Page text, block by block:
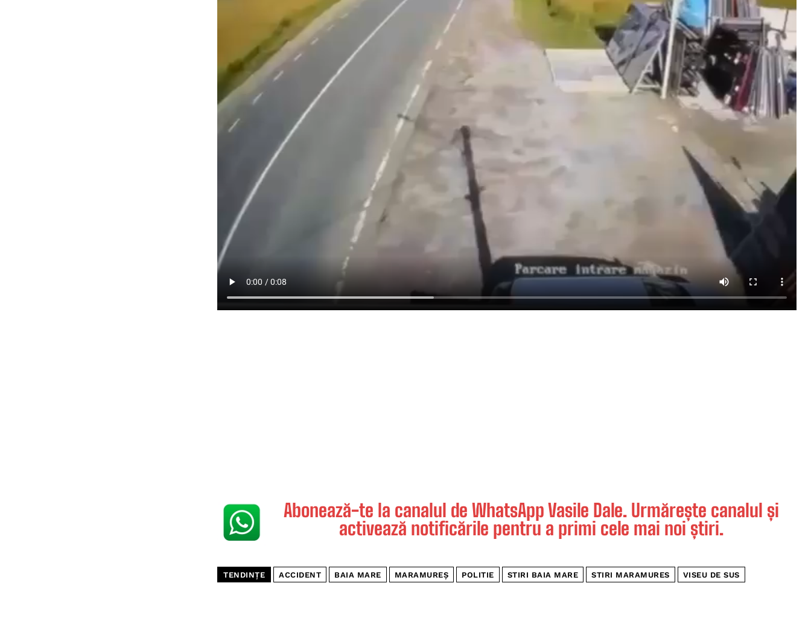
Abonează-te la canalul de WhatsApp Vasile Dale. Urmărește canalul și
activează notificările pentru a primi cele mai noi știri.
TENDINȚE ACCIDENT BAIA MARE MARAMUREȘ POLITIE STIRI BAIA MARE STIRI MARAMURES VISEU DE SUS